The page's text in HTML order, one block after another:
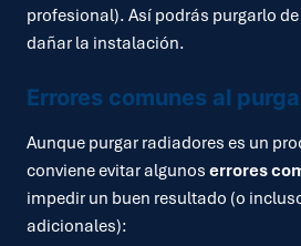
profesional). Así podrás purgarlo
dañar la instalación.
Errores comunes al
Aunque purgar radiadores es un
conviene evitar algunos errores
impedir un buen resultado (o
adicionales):